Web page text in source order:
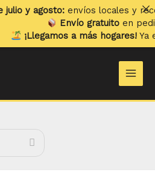
y agosto:envíos locales y
Envío gratuitoen pedidos
¡Llegamos a más hogares!Ya